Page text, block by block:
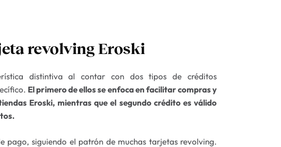
revolving Eroski
distintiva al contar con dos tipos de créditos
El primero de ellos se enfoca en facilitar compras y
Eroski, mientras que el segundo crédito es válido
pago, siguiendo el patrón de muchas tarjetas revolving.